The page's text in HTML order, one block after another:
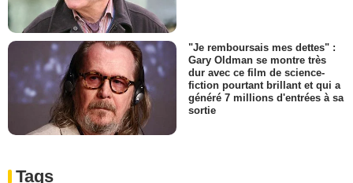
"Je remboursais mes dettes" :
Gary Oldman se montre très
dur avec ce film de science-
fiction pourtant brillant et qui a
généré 7 millions d'entrées à sa
sortie
Tags